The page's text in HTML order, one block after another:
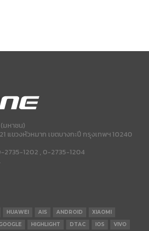
มหาชน)
แขวงหัวหมาก เขตบางกะปี กรุงเทพฯ 10240
2735-1202 , 0-2735-1204
HUAWEI AIS ANDROID
XIAOMI
HIGHLIGHT DTAC IOS
VIVO